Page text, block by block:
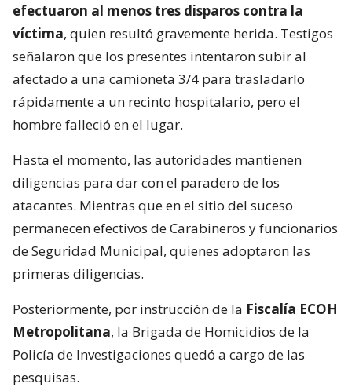
efectuaron al menos tres disparos contra la
víctima, quien resultó gravemente herida. Testigos
señalaron que los presentes intentaron subir al
afectado a una camioneta 3/4 para trasladarlo
rápidamente a un recinto hospitalario, pero el
hombre falleció en el lugar.
Hasta el momento, las autoridades mantienen
diligencias para dar con el paradero de los
atacantes. Mientras que en el sitio del suceso
permanecen efectivos de Carabineros y funcionarios
de Seguridad Municipal, quienes adoptaron las
primeras diligencias.
Posteriormente, por instrucción de la Fiscalía ECOH
Metropolitana, la Brigada de Homicidios de la
Policía de Investigaciones quedó a cargo de las
pesquisas.